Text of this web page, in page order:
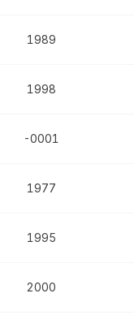
1989
1998
-0001
1977
1995
2000